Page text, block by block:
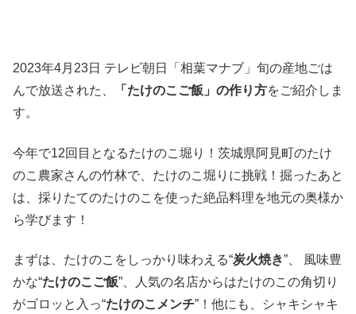
2023年4月23日 テレビ朝日「相葉マナブ」旬の産地ごは
んで放送された、
「たけのこご飯」の作り方をご紹介しま
す。
今年で12回目となるたけのこ堀り！茨城県阿見町のたけ
のこ農家さんの竹林で、たけのこ堀りに挑戦！掘ったあと
は、採りたてのたけのこを使った絶品料理を地元の奥様か
ら学びます！
まずは、たけのこをしっかり味わえる“炭火焼き”、 風味豊
かな“たけのこご飯”、人気の名店からはたけのこの角切り
がゴロッと入っ“たけのこメンチ”！他にも、シャキシャキ